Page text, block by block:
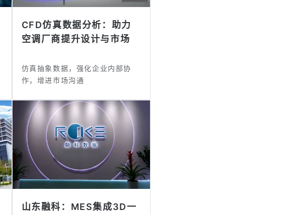
CFD仿真数据分析：助力
空调厂商提升设计与市场
仿真抽象数据，强化企业内部协
作，增进市场沟通
山东融科：MES集成3D一